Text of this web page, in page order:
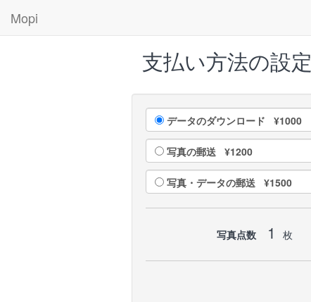
Mopi
支払い方法の設定
データのダウンロード ¥1000
写真の郵送 ¥1200
写真・データの郵送 ¥1500
写真点数 1 枚